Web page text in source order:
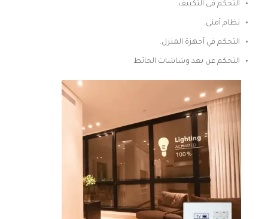
التحكم فى التكييف.
نظام أمنى.
التحكم في أجهزة المنزل.
التحكم عن بعد وشاشات الحائط